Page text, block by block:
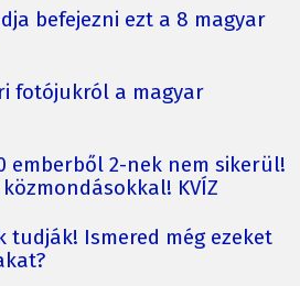
befejezni ezt a 8 magyar
fotójukról a magyar
emberből 2-nek nem sikerül!
KVÍZ
tudják! Ismered még ezeket